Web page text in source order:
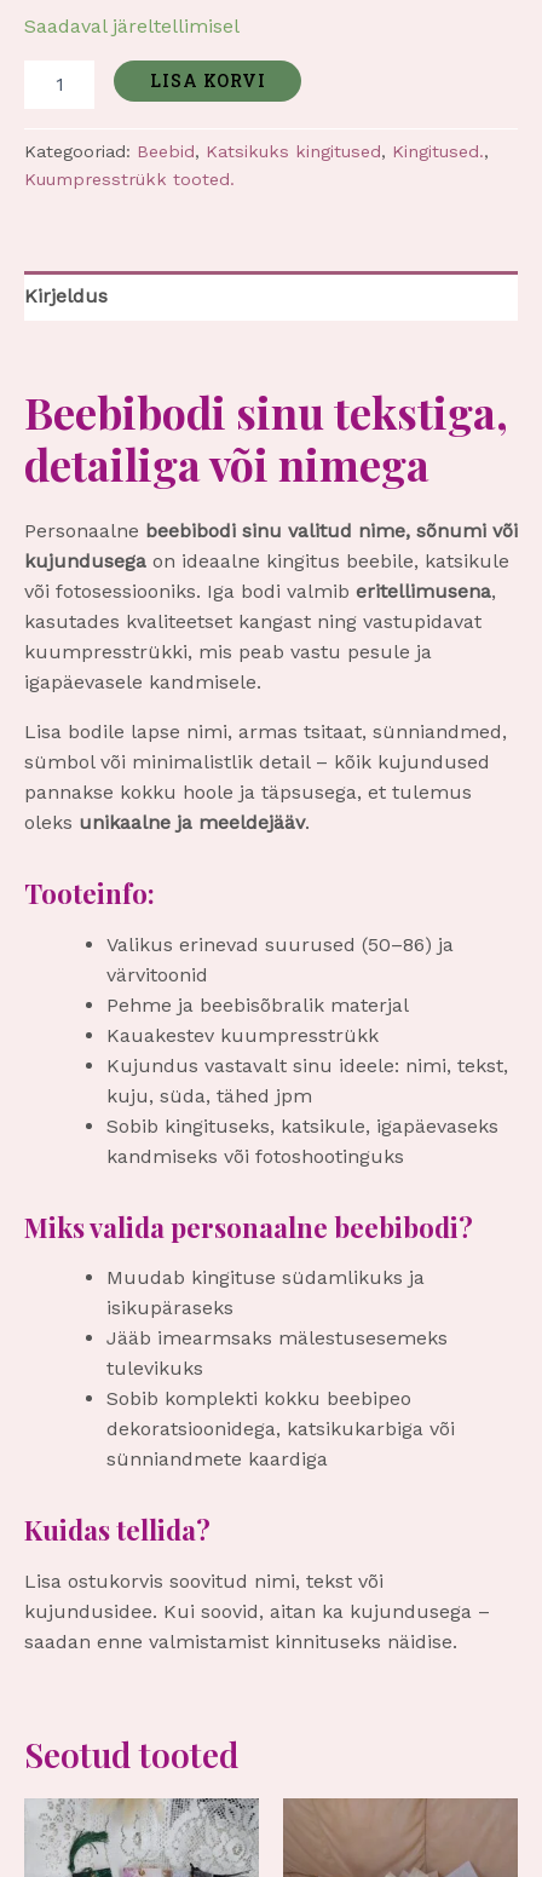
Saadaval järeltellimisel
LISA KORVI
Kategooriad: Beebid, Katsikuks kingitused, Kingitused.,
Kuumpresstrükk tooted.
Kirjeldus
Beebibodi sinu tekstiga,
detailiga või nimega
Personaalne beebibodi sinu valitud nime, sõnumi või
kujundusega on ideaalne kingitus beebile, katsikule
või fotosessiooniks. Iga bodi valmib eritellimusena,
kasutades kvaliteetset kangast ning vastupidavat
kuumpresstrükki, mis peab vastu pesule ja
igapäevasele kandmisele.
Lisa bodile lapse nimi, armas tsitaat, sünniandmed,
sümbol või minimalistlik detail – kõik kujundused
pannakse kokku hoole ja täpsusega, et tulemus
oleks unikaalne ja meeldejääv.
Tooteinfo:
Valikus erinevad suurused (50–86) ja
värvitoonid
Pehme ja beebisõbralik materjal
Kauakestev kuumpresstrükk
Kujundus vastavalt sinu ideele: nimi, tekst,
kuju, süda, tähed jpm
Sobib kingituseks, katsikule, igapäevaseks
kandmiseks või fotoshootinguks
Miks valida personaalne beebibodi?
Muudab kingituse südamlikuks ja
isikupäraseks
Jääb imearmsaks mälestusesemeks
tulevikuks
Sobib komplekti kokku beebipeo
dekoratsioonidega, katsikukarbiga või
sünniandmete kaardiga
Kuidas tellida?
Lisa ostukorvis soovitud nimi, tekst või
kujundusidee. Kui soovid, aitan ka kujundusega –
saadan enne valmistamist kinnituseks näidise.
Seotud tooted